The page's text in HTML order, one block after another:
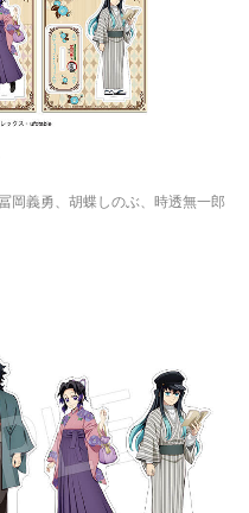
岡義勇、胡蝶しのぶ、時透無一郎